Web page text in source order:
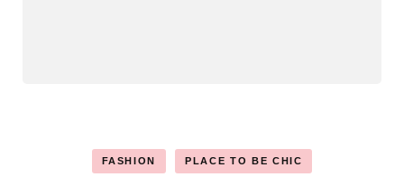
FASHION PLACE TO BE CHIC